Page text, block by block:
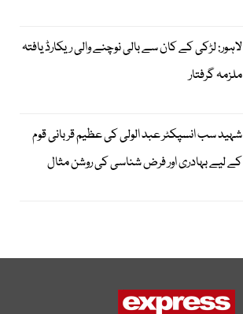
لاہور: لڑکی کے کان سے بالی نوچنے والی ریکارڈ یافتہ
ملزمہ گرفتار
شہید سب انسپکٹر عبد الولی کی عظیم قربانی قوم
کے لیے بہادری اور فرض شناسی کی روشن مثال